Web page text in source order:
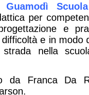
Guamodì Scuola
per
e
e in modo
nella
da Franca Da